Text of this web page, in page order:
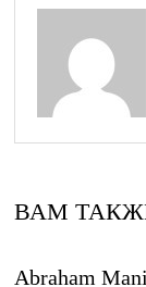
ВАМ
Abraham